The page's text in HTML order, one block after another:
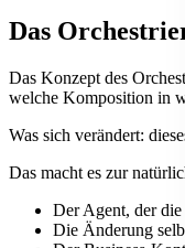
Das
Das Konzept des
welche Komposition in
Was sich verändert:
Das macht es zur
Der Agent, der
Die Änderung